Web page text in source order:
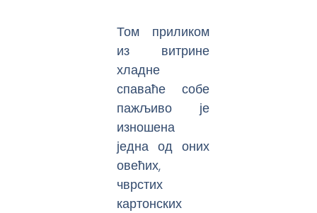
Том приликом
из витрине
хладне
спаваће собе
пажљиво је
изношена
једна од оних
овећих,
чврстих
картонских